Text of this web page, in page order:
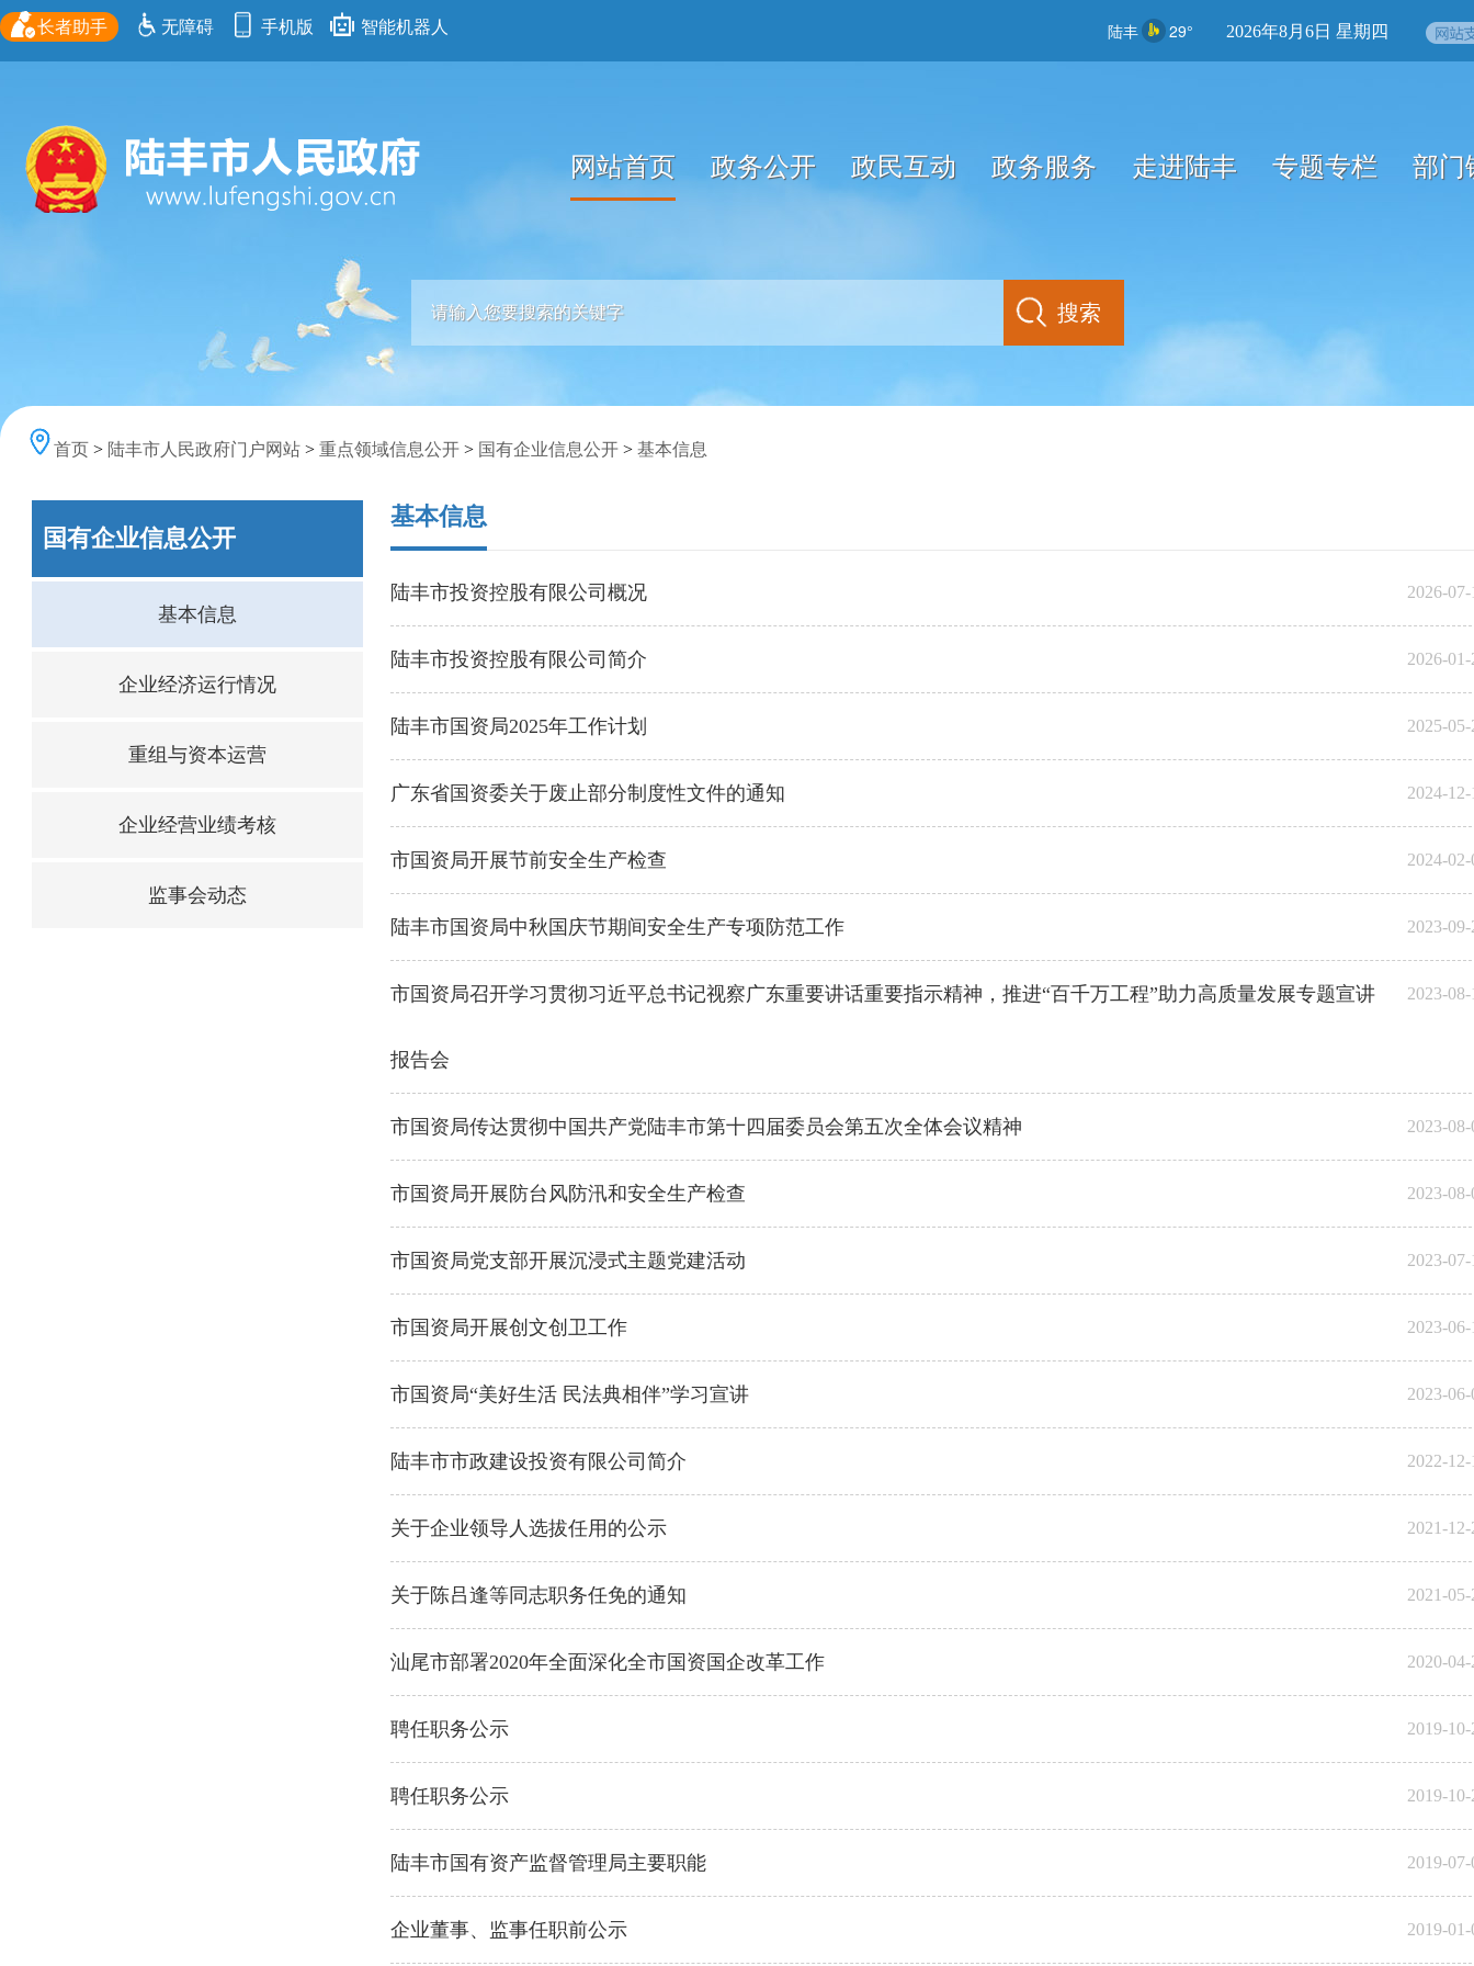
长者助手 无障碍 手机版 智能机器人 陆丰 29° 2026年8月6日 星期四
网站首页 政务公开 政民互动 政务服务 走进陆丰 专题专栏 部门
首页 > 陆丰市人民政府门户网站 > 重点领域信息公开 > 国有企业信息公开 > 基本信息
国有企业信息公开
基本信息
企业经济运行情况
重组与资本运营
企业经营业绩考核
监事会动态
基本信息
陆丰市投资控股有限公司概况 2026-
陆丰市投资控股有限公司简介 2026-
陆丰市国资局2025年工作计划 2025-
广东省国资委关于废止部分制度性文件的通知 2024-
市国资局开展节前安全生产检查 2024-
陆丰市国资局中秋国庆节期间安全生产专项防范工作 2023-
市国资局召开学习贯彻习近平总书记视察广东重要讲话重要指示精神，推进“百千万工程”助力高质量发展专题宣讲
报告会
2023-
市国资局传达贯彻中国共产党陆丰市第十四届委员会第五次全体会议精神 2023-
市国资局开展防台风防汛和安全生产检查 2023-
市国资局党支部开展沉浸式主题党建活动 2023-
市国资局开展创文创卫工作 2023-
市国资局“美好生活 民法典相伴”学习宣讲 2023-
陆丰市市政建设投资有限公司简介 2022-
关于企业领导人选拔任用的公示 2021-
关于陈吕逢等同志职务任免的通知 2021-
汕尾市部署2020年全面深化全市国资国企改革工作 2020-
聘任职务公示 2019-
聘任职务公示 2019-
陆丰市国有资产监督管理局主要职能 2019-
企业董事、监事任职前公示 2019-